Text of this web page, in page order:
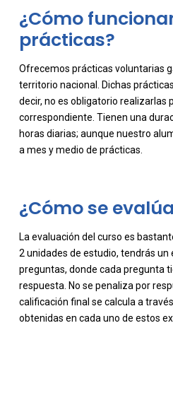
¿Cómo
prácticas?
Ofrecemos prácticas voluntarias
territorio nacional. Dichas
decir, no es obligatorio realizarlas
correspondiente. Tienen una
horas diarias; aunque nuestro
a mes y medio de prácticas.
-
¿Cómo se
La evaluación del curso es
2 unidades de estudio, tendrás
preguntas, donde cada pregunta
respuesta. No se penaliza por
calificación final se calcula a
obtenidas en cada uno de estos